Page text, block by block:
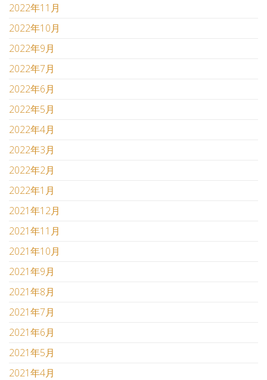
2022年11月
2022年10月
2022年9月
2022年7月
2022年6月
2022年5月
2022年4月
2022年3月
2022年2月
2022年1月
2021年12月
2021年11月
2021年10月
2021年9月
2021年8月
2021年7月
2021年6月
2021年5月
2021年4月